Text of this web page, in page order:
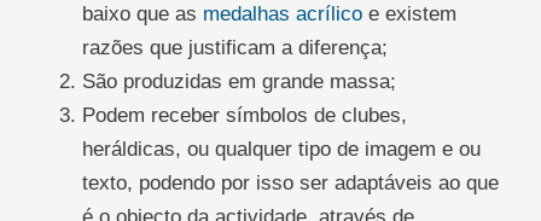
baixo que as medalhas acrílicoe existem
razões que justificam a diferença;
São produzidas em grande massa;
Podem receber símbolos de clubes,
heráldicas, ou qualquer tipo de imagem e ou
texto, podendo por isso ser adaptáveis ao que